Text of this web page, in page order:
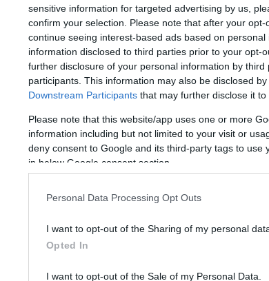
sensitive information for targeted advertising by us,
confirm your selection. Please note that after your
continue seeing interest-based ads based on
information disclosed to third parties prior to your opt-
further disclosure of your personal information by third
participants. This information may also be disclosed
Downstream Participants that may further disclose it to
Please note that this website/app uses one or more
information including but not limited to your visit or
deny consent to Google and its third-party tags to use
in below Google consent section.
Personal Data Processing Opt Outs
I want to opt-out of the Sharing of my personal
Opted In
I want to opt-out of the Sale of my Personal Data.